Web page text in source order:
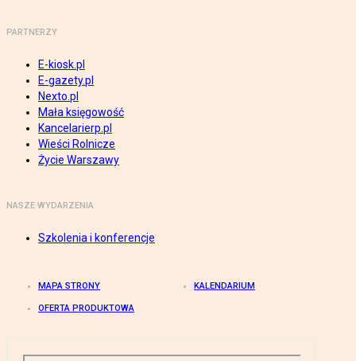
PARTNERZY
E-kiosk.pl
E-gazety.pl
Nexto.pl
Mała księgowość
Kancelarierp.pl
Wieści Rolnicze
Życie Warszawy
NASZE WYDARZENIA
Szkolenia i konferencje
MAPA STRONY KALENDARIUM
OFERTA PRODUKTOWA